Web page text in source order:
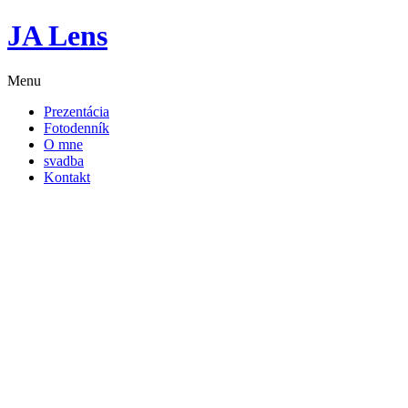
JA Lens
Menu
Prezentácia
Fotodenník
O mne
svadba
Kontakt